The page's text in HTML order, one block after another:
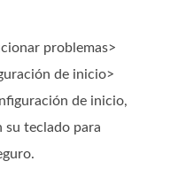
problemas>
de inicio>
de inicio,
su teclado para